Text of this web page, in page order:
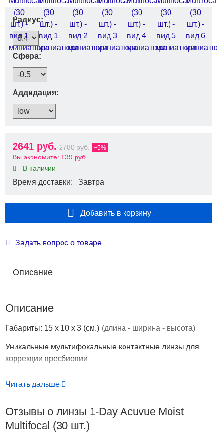
Радиус:
Сфера:
Аддидация:
2641 руб. 2780 руб. −5%
Вы экономите: 139 руб.
В наличии
Время доставки: Завтра
Добавить в корзину
Задать вопрос о товаре
Описание
Описание
Габариты: 15 x 10 x 3 (см.) (длина - ширина - высота)
Уникальные мультифокальные контактные линзы для
коррекции пресбиопии
Страна производства
1-DAYACUVUE® MOIST MULTIFOCAL – уникальные
мультифокальные контактные линзы для коррекции
Читать дальше
Отзывы о линзы 1-Day Acuvue Moist
Multifocal (30 шт.)